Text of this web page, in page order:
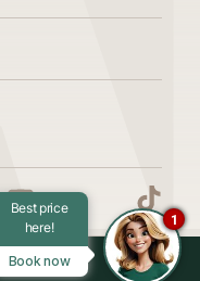
para
Best price
here!
Book now
1